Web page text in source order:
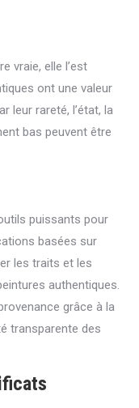
vraie, elle l’est
ont une valeur
leur rareté, l’état, la
bas peuvent être
puissants pour
basées sur
les traits et les
authentiques.
grâce à la
transparente des